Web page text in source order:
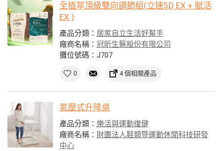
全植萃頂級雙向調節組(立速5D EX + 賦活
EX )
產品分類： 居家自立生活好幫手
廠商名稱： 冠昕生醫股份有限公司
攤位號碼：J707
0 4 個相關產品
氣壓式升降桌
產品分類： 樂活與運動復健
廠商名稱： 財團法人鞋類暨運動休閒科技研發
中心